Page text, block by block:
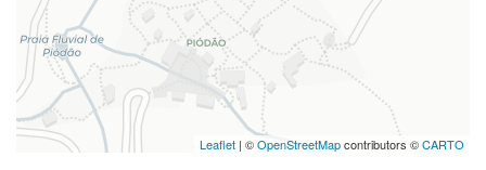
Leaflet | ©OpenStreetMapcontributors ©CARTO